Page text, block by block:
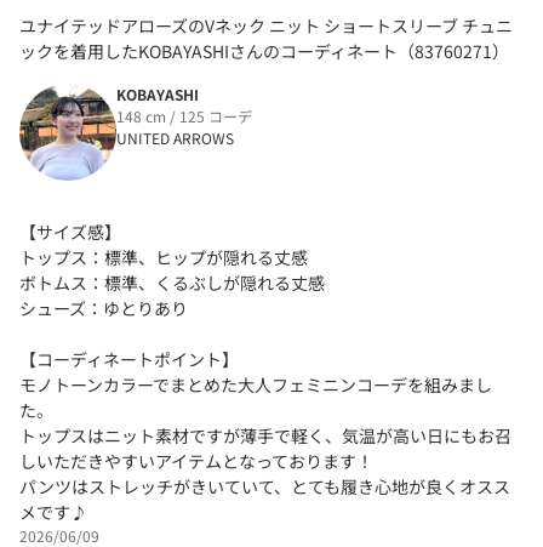
ユナイテッドアローズのVネック ニット ショートスリーブ チュニ
ックを着用したKOBAYASHIさんのコーディネート（83760271）
KOBAYASHI
148 cm / 125 コーデ
UNITED ARROWS
【サイズ感】
トップス：標準、ヒップが隠れる丈感
ボトムス：標準、くるぶしが隠れる丈感
シューズ：ゆとりあり
【コーディネートポイント】
モノトーンカラーでまとめた大人フェミニンコーデを組みまし
た。
トップスはニット素材ですが薄手で軽く、気温が高い日にもお召
しいただきやすいアイテムとなっております！
パンツはストレッチがきいていて、とても履き心地が良くオスス
メです♪
2026/06/09